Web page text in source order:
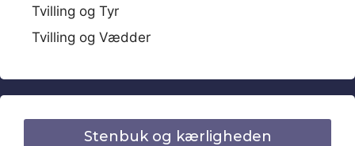
Tvilling og Tyr
Tvilling og Vædder
Stenbuk og kærligheden